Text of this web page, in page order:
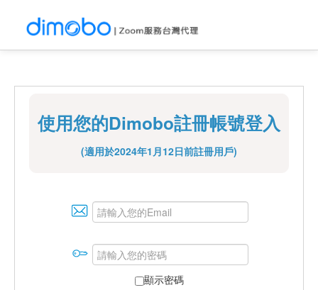
使用您的Dimobo註冊帳號登入
(適用於2024年1月12日前註冊用戶)
顯示密碼